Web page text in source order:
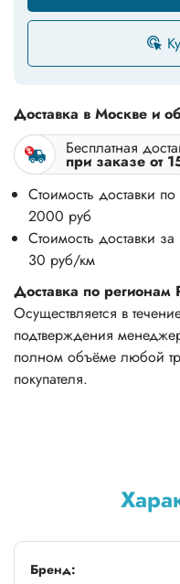
Доставка в Москве и
Бесплатная
при заказе от
Стоимость доставки
2000 руб
Стоимость доставки
30 руб/км
Доставка по регионам
Осуществляется в
подтверждения
полном объёме любой
покупателя.
Бренд: